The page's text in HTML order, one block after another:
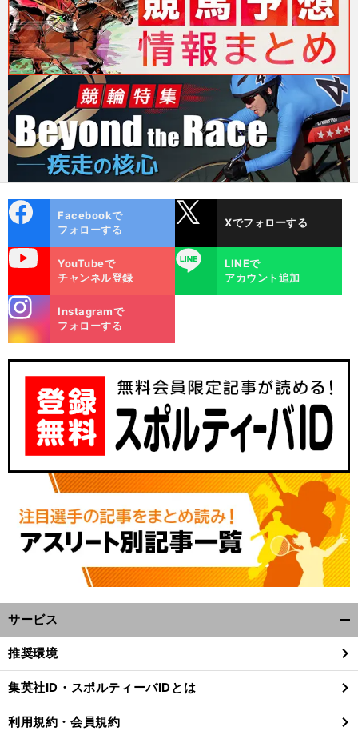
ok
Facebookで
フォローする
Xでフォローする
YouTubeで
チャンネル登録
LINE
LINEで
アカウント追加
m
Instagramで
フォローする
サービス
閉
る
推奨環境
集英社ID・スポルティーバIDとは
利用規約・会員規約